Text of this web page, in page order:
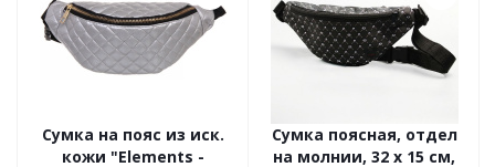
Сумка на пояс из иск.
кожи "Elements -
Сумка поясная, отдел
на молнии, 32 х 15 см,